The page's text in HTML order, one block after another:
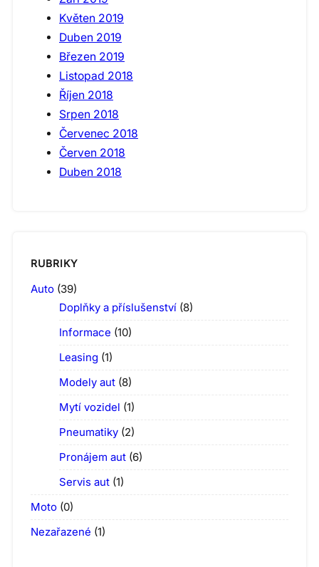
Květen 2019
Duben 2019
Březen 2019
Listopad 2018
Říjen 2018
Srpen 2018
Červenec 2018
Červen 2018
Duben 2018
RUBRIKY
Auto (39)
Doplňky a příslušenství (8)
Informace (10)
Leasing (1)
Modely aut (8)
Mytí vozidel (1)
Pneumatiky (2)
Pronájem aut (6)
Servis aut (1)
Moto (0)
Nezařazené (1)